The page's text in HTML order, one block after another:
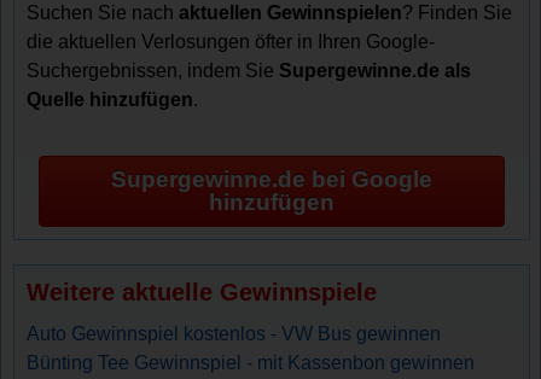
Suchen Sie nachaktuellen Gewinnspielen? Finden Sie
die aktuellen Verlosungen öfter in Ihren Google-
Suchergebnissen, indem Sie Supergewinne.de als
Quelle hinzufügen.
Supergewinne.de bei Google
hinzufügen
Weitere aktuelle Gewinnspiele
Auto Gewinnspiel kostenlos - VW Bus gewinnen
Bünting Tee Gewinnspiel - mit Kassenbon gewinnen